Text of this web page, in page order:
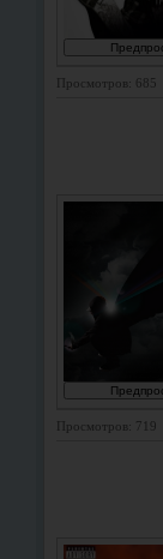
Просмотров: 685
Просмотров: 719